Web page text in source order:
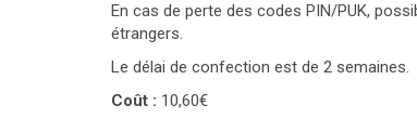
En cas de perte des codes PIN/PUK,
étrangers.
Le délai de confection est de 2 semaines.
Coût : 10,60€